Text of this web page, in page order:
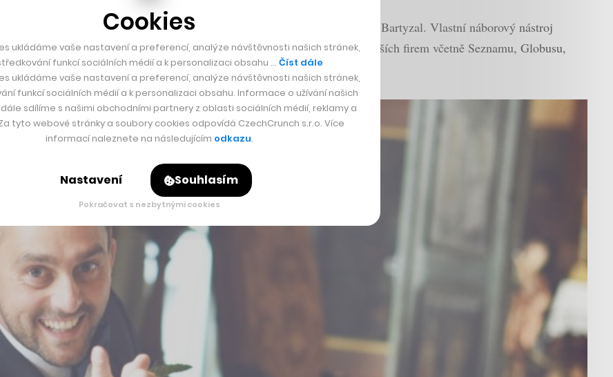
řídí, automatizuje a zkvalitňuje, a právě takový systém začal vyvíjet i Bartyzal. Vlastní náborový nástroj
efektivnější nábor nových zaměstnanců využívají desítky velkých i menších firem včetně Seznamu, Globusu,
Cookies
ukládáme vaše nastavení a preferencí, analýze návštěvnosti našich stránek,
funkcí sociálních médií a k personalizaci obsahu … Číst dále
ukládáme vaše nastavení a preferencí, analýze návštěvnosti našich stránek,
funkcí sociálních médií a k personalizaci obsahu. Informace o užívání našich
sdílíme s našimi obchodními partnery z oblasti sociálních médií, reklamy a
tyto webové stránky a soubory cookies odpovídá CzechCrunch s.r.o. Více
informací naleznete na následujícím odkazu.
Nastavení Souhlasím
Pokračovat s nezbytnými cookies